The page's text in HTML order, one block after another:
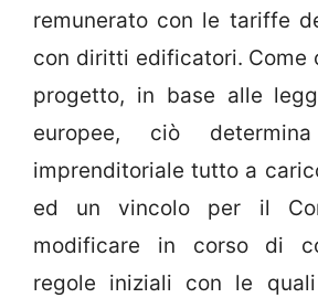
remunerato con le tariffe
con diritti edificatori. Come
progetto, in base alle
europee, ciò
imprenditoriale tutto a
ed un vincolo per il
modificare in corso di
regole iniziali con le